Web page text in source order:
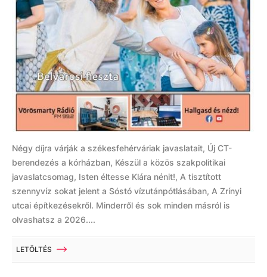
Négy díjra várják a székesfehérváriak javaslatait, Új CT-
berendezés a kórházban, Készül a közös szakpolitikai
javaslatcsomag, Isten éltesse Klára nénit!, A tisztított
szennyvíz sokat jelent a Sóstó vízutánpótlásában, A Zrínyi
utcai építkezésekről. Minderről és sok minden másról is
olvashatsz a 2026....
LETÖLTÉS